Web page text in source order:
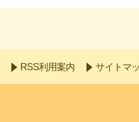
RSS利用案内 サイトマ